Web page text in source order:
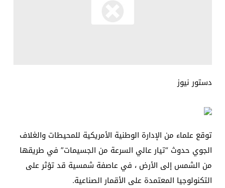
دستور نيوز
توقع علماء من الإدارة الوطنية الأمريكية للمحيطات والغلاف
الجوي حدوث “تيار عالي السرعة من الجسيمات” في طريقها
من الشمس إلى الأرض ، في عاصفة شمسية قد تؤثر على
التكنولوجيا المعتمدة على الأقمار الصناعية.